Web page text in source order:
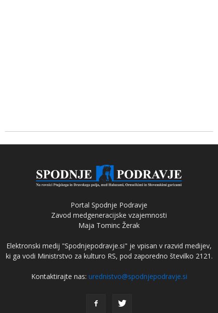
Portal Spodnje Podravje
Zavod medgeneracijske vzajemnosti
Maja Tominc Žerak
Elektronski medij "Spodnjepodravje.si" je vpisan v razvid medijev,
ki ga vodi Ministrstvo za kulturo RS, pod zaporedno številko 2121.
Kontaktirajte nas: urednistvo@spodnjepodravje.si